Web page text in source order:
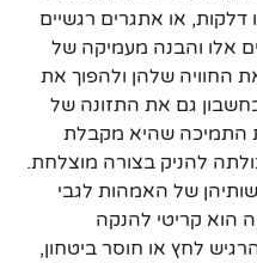
דלקות, או אתגרים רגשיים
אלו והבנה מעמיקה של
החוויה שלהן ולהפוך את
גם את התזונה של
התמיכה שהיא מקבלת
להניק בצורה מוצלחת.
של האמהות לגבי
הוא קריטי להנקה
לחץ או חוסר ביטחון,